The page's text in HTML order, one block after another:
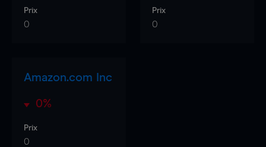
Prix
0
Prix
0
Amazon.com Inc
0%
Prix
0